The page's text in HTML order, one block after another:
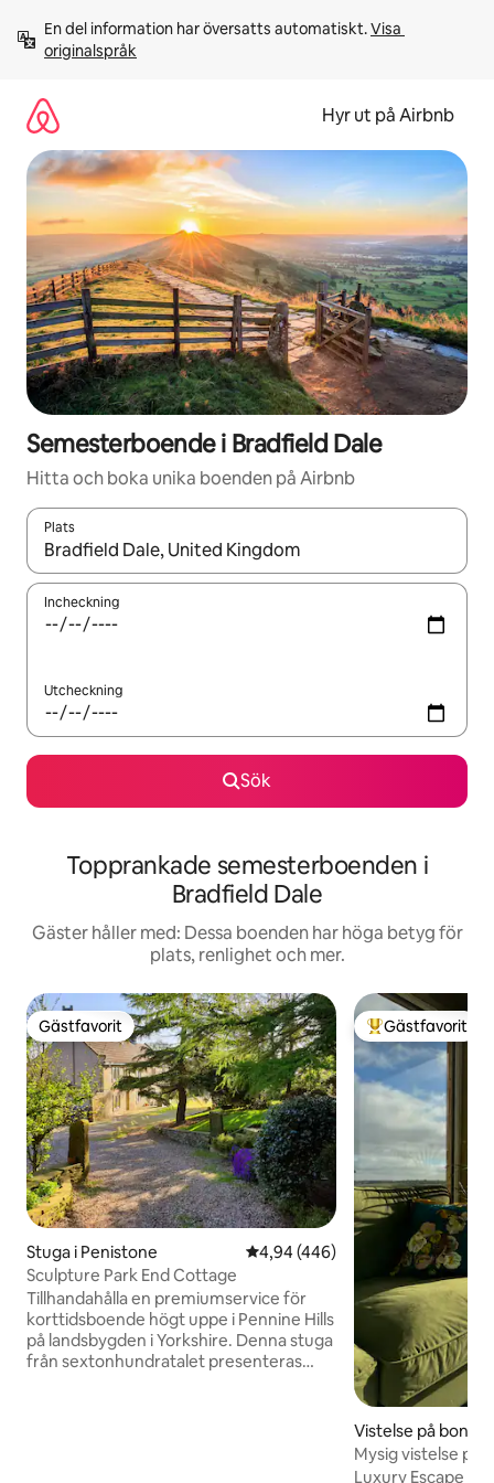
innehåll
En del information har översatts automatiskt. Visa
originalspråk
Hyr ut på Airbnb
Semesterboende i Bradfield Dale
Hitta och boka unika boenden på Airbnb
Plats
När resultaten är tillgängliga kan du navigera med upp- och
Incheckning
Utcheckning
Sök
Topprankade semesterboenden i
Bradfield Dale
Gäster håller med: Dessa boenden har höga betyg för
plats, renlighet och mer.
Gästfavorit
Gästfavorit
Stuga i Penistone 4,94 av 5 i genomsnittligt
4,94 (446)
Sculpture Park End Cottage
Tillhandahålla en premiumservice för
korttidsboende högt uppe i Pennine Hills
på landsbygden i Yorkshire. Denna stuga
från sextonhundratalet presenteras
Populär
Gästfavorit
Vistelse på
Mysig vistelse på
Luxury Escape at